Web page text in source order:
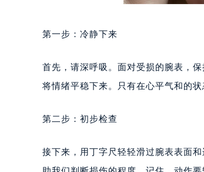
第一步：冷静下来
首先，请深呼吸。面对受损的腕表，
将情绪平稳下来。只有在心平气和的
第二步：初步检查
接下来，用丁字尺轻轻滑过腕表表面